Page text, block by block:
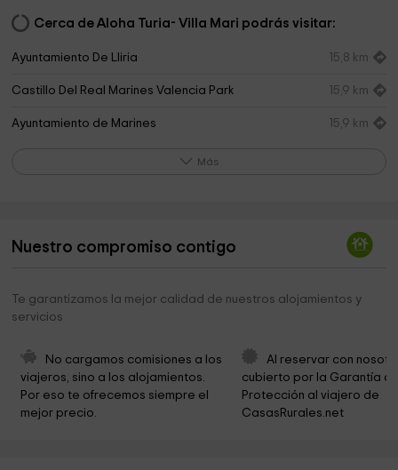
Cerca de Aloha Turia- Villa Mari podrás visitar:
Ayuntamiento De Lliria 15,8 km
Castillo Del Real Marines Valencia Park 15,9 km
Ayuntamiento de Marines 15,9 km
Más
Nuestro compromiso contigo
Te garantizamos la mejor calidad de nuestros alojamientos y
servicios
No cargamos comisiones a los
viajeros, sino a los alojamientos.
Por eso te ofrecemos siempre el
mejor precio.
Al reservar con
cubierto por la Garantía
Protección al viajero de
CasasRurales.net